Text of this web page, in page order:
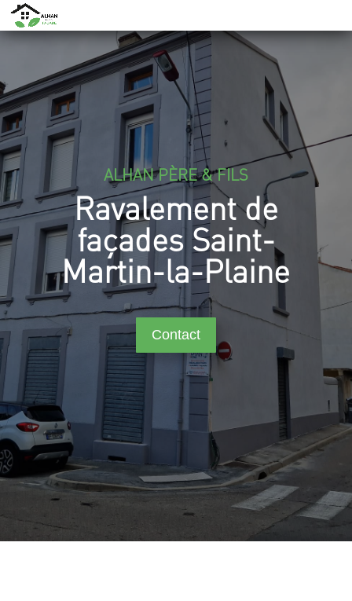
ALHAN PÈRE & FILS
Ravalement de
façades Saint-
Martin-la-Plaine
Contact